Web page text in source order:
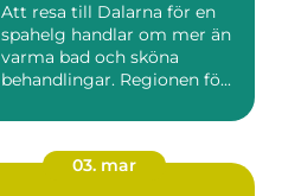
Att resa till Dalarna för en
spahelg handlar om mer än
varma bad och sköna
behandlingar. Regionen fö...
03. mar